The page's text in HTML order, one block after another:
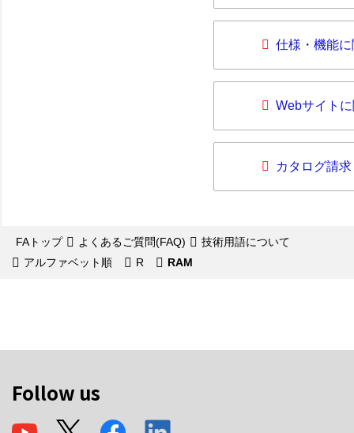
仕様・機能
Webサイト
カタログ請求
FAトップ よくあるご質問(FAQ)
技術用語について
アルファベット順
R RAM
Follow us